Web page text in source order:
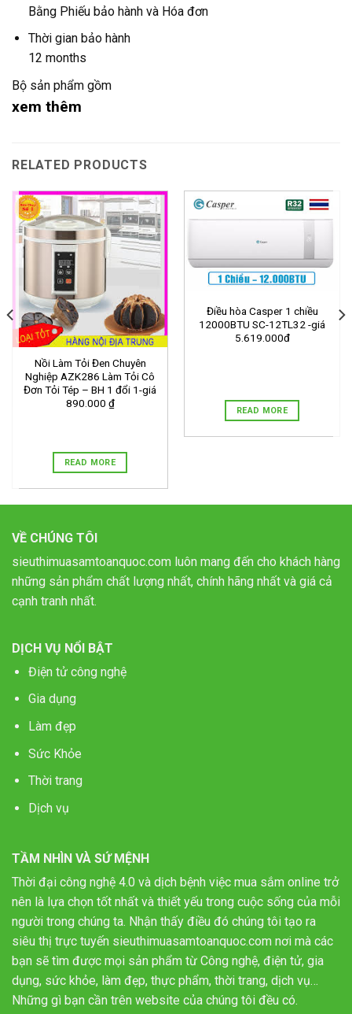
Bằng Phiếu bảo hành và Hóa đơn
Thời gian bảo hành
12 months
Bộ sản phẩm gồm
xem thêm
RELATED PRODUCTS
Nồi Làm Tỏi Đen Chuyên
Nghiệp AZK286 Làm Tỏi Cô
Đơn Tỏi Tép – BH 1 đổi 1-giá
890.000 ₫
READ MORE
Điều hòa Casper 1 chiều
12000BTU SC-12TL32 -giá
5.619.000đ
READ MORE
VỀ CHÚNG TÔI
sieuthimuasamtoanquoc.com luôn mang đến cho khách hàng
những sản phẩm chất lượng nhất, chính hãng nhất và giá cả
cạnh tranh nhất.
DỊCH VỤ NỔI BẬT
Điện tử công nghệ
Gia dụng
Làm đẹp
Sức Khỏe
Thời trang
Dịch vụ
TẦM NHÌN VÀ SỨ MỆNH
Thời đại công nghệ 4.0 và dịch bệnh việc mua sắm online trở
nên là lựa chọn tốt nhất và thiết yếu trong cuộc sống của mỗi
người trong chúng ta. Nhận thấy điều đó chúng tôi tạo ra
siêu thị trực tuyến sieuthimuasamtoanquoc.com nơi mà các
bạn sẽ tìm được mọi sản phẩm từ Công nghệ, điện tử, gia
dụng, sức khỏe, làm đẹp, thực phẩm, thời trang, dịch vụ…
Những gì bạn cần trên website của chúng tôi đều có.